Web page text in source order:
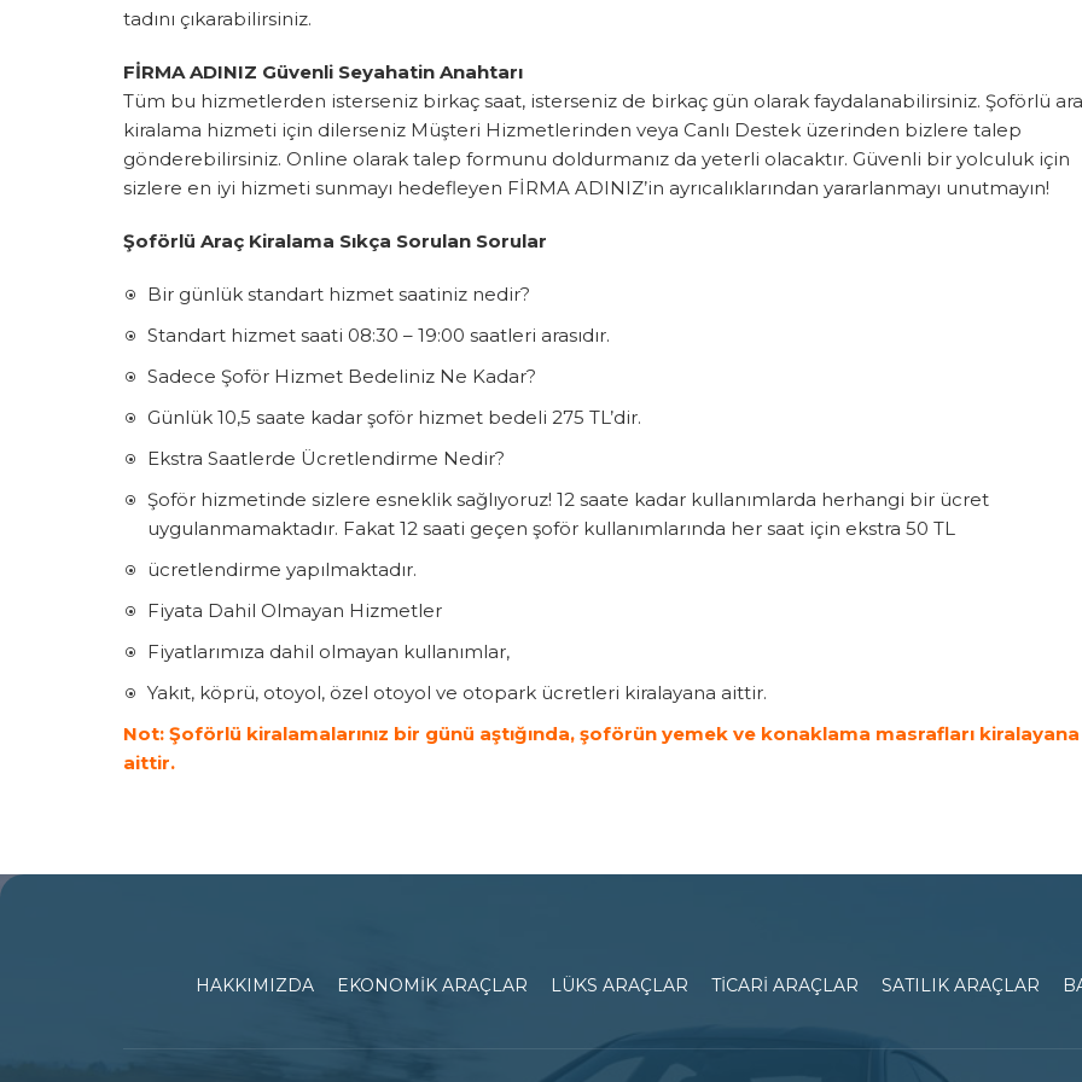
tadını çıkarabilirsiniz.
FİRMA ADINIZ Güvenli Seyahatin Anahtarı
Tüm bu hizmetlerden isterseniz birkaç saat, isterseniz de birkaç gün olarak faydalanabilirsiniz. Şoförlü
kiralama hizmeti için dilerseniz Müşteri Hizmetlerinden veya Canlı Destek üzerinden bizlere talep
gönderebilirsiniz. Online olarak talep formunu doldurmanız da yeterli olacaktır. Güvenli bir yolculuk için
sizlere en iyi hizmeti sunmayı hedefleyen FİRMA ADINIZ’in ayrıcalıklarından yararlanmayı unutmayın!
Şoförlü Araç Kiralama Sıkça Sorulan Sorular
Bir günlük standart hizmet saatiniz nedir?
Standart hizmet saati 08:30 – 19:00 saatleri arasıdır.
Sadece Şoför Hizmet Bedeliniz Ne Kadar?
Günlük 10,5 saate kadar şoför hizmet bedeli 275 TL’dir.
Ekstra Saatlerde Ücretlendirme Nedir?
Şoför hizmetinde sizlere esneklik sağlıyoruz! 12 saate kadar kullanımlarda herhangi bir ücret
uygulanmamaktadır. Fakat 12 saati geçen şoför kullanımlarında her saat için ekstra 50 TL
ücretlendirme yapılmaktadır.
Fiyata Dahil Olmayan Hizmetler
Fiyatlarımıza dahil olmayan kullanımlar,
Yakıt, köprü, otoyol, özel otoyol ve otopark ücretleri kiralayana aittir.
Not: Şoförlü kiralamalarınız bir günü aştığında, şoförün yemek ve konaklama masrafları kiralayana
aittir.
HAKKIMIZDA EKONOMİK ARAÇLAR LÜKS ARAÇLAR TİCARİ ARAÇLAR SATILIK ARAÇLAR